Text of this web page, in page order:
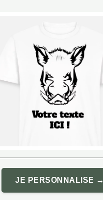
JE PERSONNALISE →